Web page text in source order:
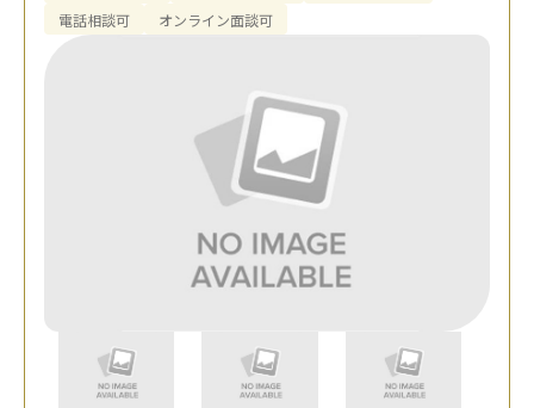
電話相談可
オンライン面談可